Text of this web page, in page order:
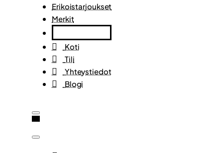
Erikoistarjoukset
Merkit
Koti
Tili
Yhteystiedot
Blogi